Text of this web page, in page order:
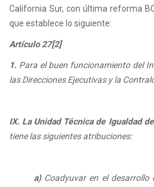
California Sur, con última reforma
que establece lo siguiente:
Artículo 27[2]
1. Para el buen funcionamiento del
las Direcciones Ejecutivas y la
IX. La Unidad Técnica de Igualdad
tiene las siguientes atribuciones:
a)Coadyuvar en el desarrollo